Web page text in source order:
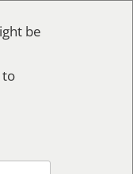
be
to